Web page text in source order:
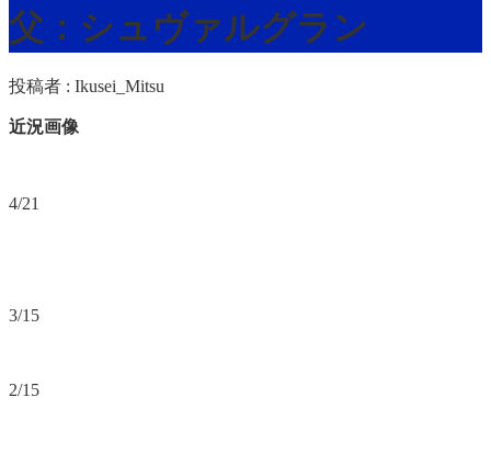
父：シュヴァルグラン
投稿者 : Ikusei_Mitsu
近況画像
4/21
3/15
2/15